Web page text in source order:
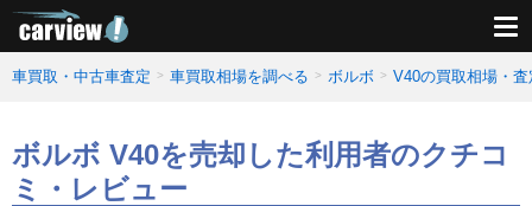
車買取・中古車査定 車買取相場を調べる ボルボ V40の買取相場・
ボルボ V40を売却した利用者のクチコ
ミ・レビュー